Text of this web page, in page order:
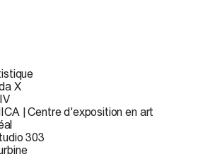
X
| Centre d'exposition en art
303